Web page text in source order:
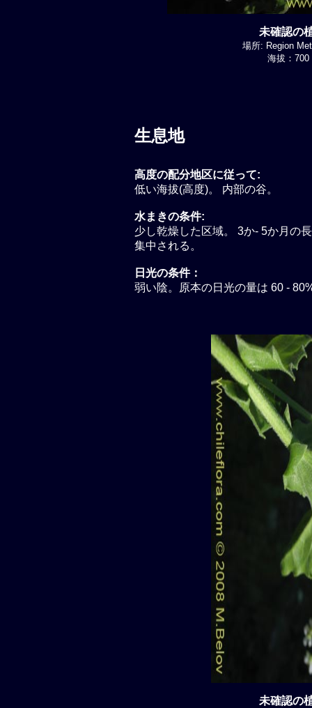
未確認の
場所: Region
海拔：
生息地
高度の配分地区に従って:
低い海拔(高度)。 内部の谷。
水まきの条件:
少し乾燥した区域。 3か- 5か月の
集中される。
日光の条件：
弱い陰。原本の日光の量は 60 -
未確認の